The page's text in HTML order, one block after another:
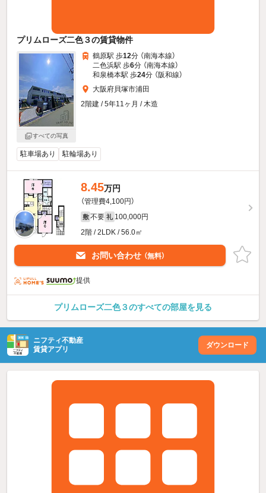
プリムローズ二色３の賃貸物件
すべての写真
鶴原駅 歩12分 （南海本線）
二色浜駅 歩6分 （南海本線）
和泉橋本駅 歩24分 （阪和線）
大阪府貝塚市浦田
2階建 / 5年11ヶ月 / 木造
駐車場あり 駐輪場あり
8.45万円
（管理費4,100円）
敷 不要 礼 100,000円
2階 / 2LDK / 56.0㎡
お問い合わせ （無料）
提供
プリムローズ二色３のすべての部屋を見る
ニフティ不動産
賃貸アプリ
ダウンロード